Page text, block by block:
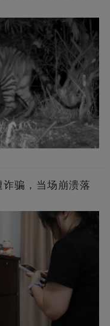
骗，当场崩溃落